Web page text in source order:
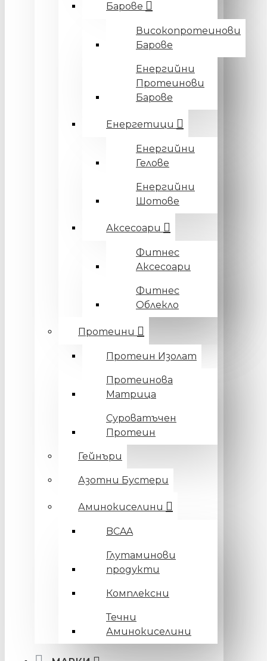
Барове
Високопротеинови
Барове
Енергийни
Протеинови
Барове
Енергетици
Енергийни
Гелове
Енергийни
Шотове
Аксесоари
Фитнес
Аксесоари
Фитнес
Облекло
Протеини
Протеин Изолат
Протеинова
Матрица
Суроватъчен
Протеин
Гейнъри
Азотни Бустери
Аминокиселини
BCAA
Глутаминови
продукти
Комплексни
Течни
Аминокиселини